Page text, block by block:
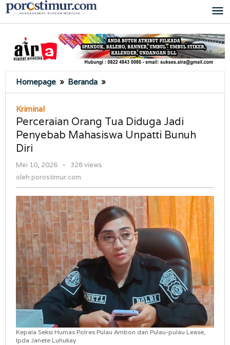
Lewati
ke
Homepage » Beranda »
Orang
Diduga
Jadi
Penyebab
Kriminal
Perceraian Orang Tua Diduga Jadi
Penyebab Mahasiswa Unpatti Bunuh
Diri
Mei 10, 2026
oleh
-
328 views
oleh porostimur.com
Kepala Seksi Humas Polres Pulau Ambon dan Pulau-pulau Lease,
Ipda Janete Luhukay